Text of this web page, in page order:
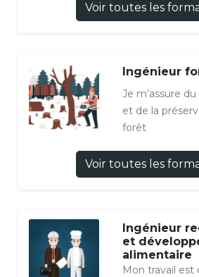
Voir toutes les
Ingénieur
Je m’assure
et de la
forêt
Voir toutes les
Ingénieur
et
alimentaire
Mon travail est